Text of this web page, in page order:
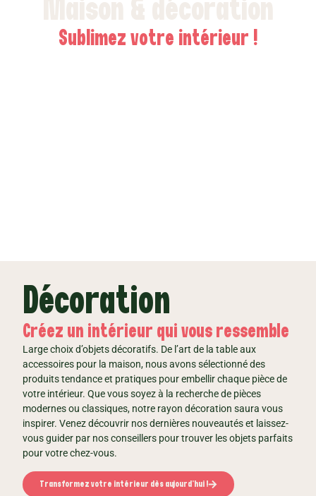
Sublimez votre intérieur !
Décoration
Créez un intérieur qui vous ressemble
Large choix d’objets décoratifs. De l’art de la table aux
accessoires pour la maison, nous avons sélectionné des
produits tendance et pratiques pour embellir chaque pièce de
votre intérieur. Que vous soyez à la recherche de pièces
modernes ou classiques, notre rayon décoration saura vous
inspirer. Venez découvrir nos dernières nouveautés et laissez-
vous guider par nos conseillers pour trouver les objets parfaits
pour votre chez-vous.
Transformez votre intérieur dès aujourd’hui !